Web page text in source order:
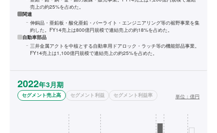
売上の約25%を占めた。
関連
伸銅品・亜鉛板・酸化亜鉛・パーライト・エンジニアリング等の裾野事業を集
約した。FY14売上は800億円規模で連結売上の約18%を占めた。
自動車部品
三井金属アクトを中核とする自動車用ドアロック・ラッチ等の機能部品事業。
FY14売上は1,100億円規模で連結売上の約25%を占めた。
2022年3月期
セグメント売上高 セグメント利益 セグメント利益率 単位： 億円